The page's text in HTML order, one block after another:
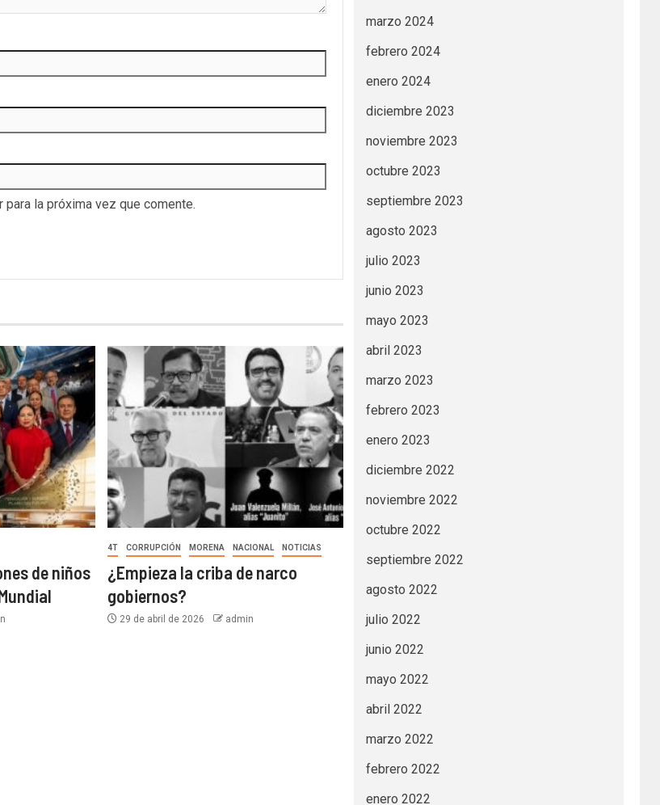
la próxima vez que comente.
de niños
4T CORRUPCIÓN MORENA NACIONAL NOTICIAS
¿Empieza la criba de narco
gobiernos?
29 de abril de 2026 admin
marzo 2024
febrero 2024
enero 2024
diciembre 2023
noviembre 2023
octubre 2023
septiembre 2023
agosto 2023
julio 2023
junio 2023
mayo 2023
abril 2023
marzo 2023
febrero 2023
enero 2023
diciembre 2022
noviembre 2022
octubre 2022
septiembre 2022
agosto 2022
julio 2022
junio 2022
mayo 2022
abril 2022
marzo 2022
febrero 2022
enero 2022